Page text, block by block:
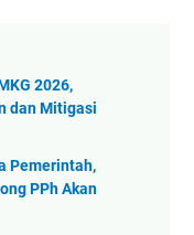
2026,
dan Mitigasi
Pemerintah,
PPh Akan